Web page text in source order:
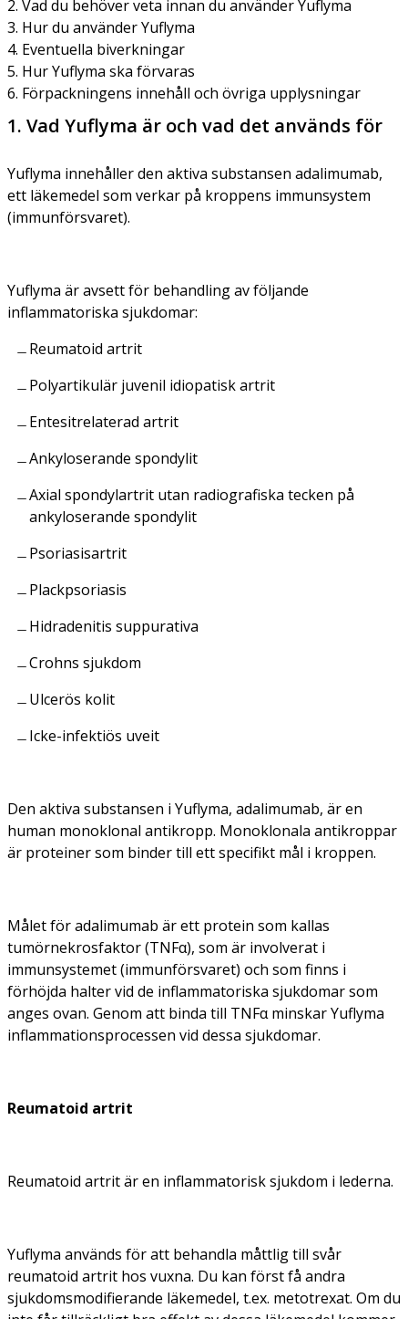
2. Vad du behöver veta innan du använder Yuflyma
3. Hur du använder Yuflyma
4. Eventuella biverkningar
5. Hur Yuflyma ska förvaras
6. Förpackningens innehåll och övriga upplysningar
1. Vad Yuflyma är och vad det används för
Yuflyma innehåller den aktiva substansen adalimumab,
ett läkemedel som verkar på kroppens immunsystem
(immunförsvaret).
Yuflyma är avsett för behandling av följande
inflammatoriska sjukdomar:
Reumatoid artrit
Polyartikulär juvenil idiopatisk artrit
Entesitrelaterad artrit
Ankyloserande spondylit
Axial spondylartrit utan radiografiska tecken på
ankyloserande spondylit
Psoriasisartrit
Plackpsoriasis
Hidradenitis suppurativa
Crohns sjukdom
Ulcerös kolit
Icke-infektiös uveit
Den aktiva substansen i Yuflyma, adalimumab, är en
human monoklonal antikropp. Monoklonala antikroppar
är proteiner som binder till ett specifikt mål i kroppen.
Målet för adalimumab är ett protein som kallas
tumörnekrosfaktor (TNFα), som är involverat i
immunsystemet (immunförsvaret) och som finns i
förhöjda halter vid de inflammatoriska sjukdomar som
anges ovan. Genom att binda till TNFα minskar Yuflyma
inflammationsprocessen vid dessa sjukdomar.
Reumatoid artrit
Reumatoid artrit är en inflammatorisk sjukdom i lederna.
Yuflyma används för att behandla måttlig till svår
reumatoid artrit hos vuxna. Du kan först få andra
sjukdomsmodifierande läkemedel, t.ex. metotrexat. Om du